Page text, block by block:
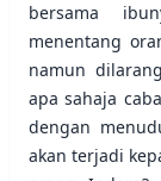
bersama
menentang
namun
apa sahaja
dengan
akan terjadi